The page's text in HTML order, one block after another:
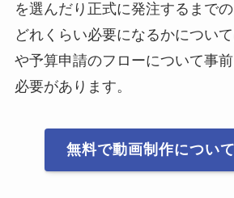
を選んだり正式に発注するまで
どれくらい必要になるかについ
や予算申請のフローについて事
必要があります。
無料で動画制作につい